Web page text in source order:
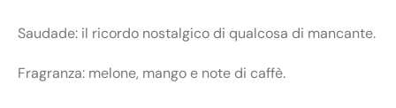
Saudade: il ricordo nostalgico di qualcosa di mancante.
Fragranza: melone, mango e note di caffè.